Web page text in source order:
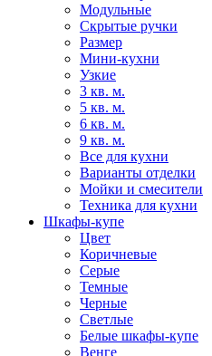
Модульные
Скрытые ручки
Размер
Мини-кухни
Узкие
3 кв. м.
5 кв. м.
6 кв. м.
9 кв. м.
Все для кухни
Варианты отделки
Мойки и смесители
Техника для кухни
Шкафы-купе
Цвет
Коричневые
Серые
Темные
Черные
Светлые
Белые шкафы-купе
Венге